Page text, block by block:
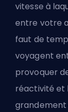
vitesse à
entre votre
faut de
voyagent
provoquer
réactivité et
grandement